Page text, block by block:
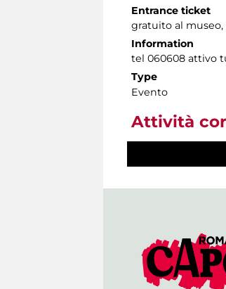
Entrance ticket
gratuito al
Information
tel 060608 attivo
Type
Evento
Attività